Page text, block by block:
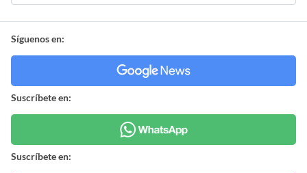
Síguenos en:
Suscríbete en:
Suscríbete en: